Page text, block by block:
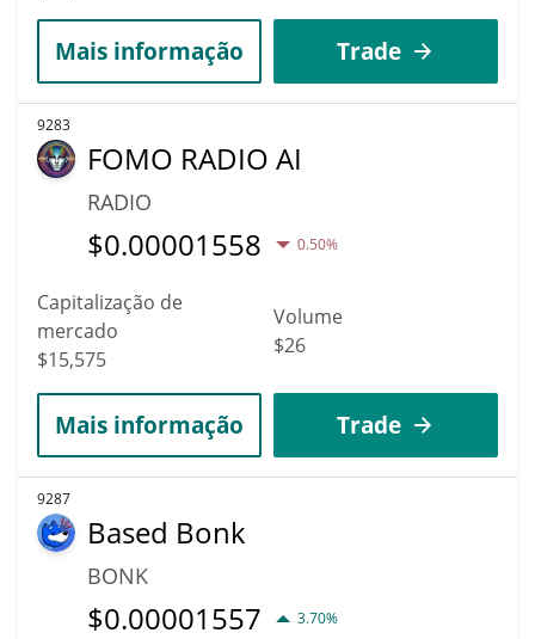
Mais informação Trade
9283
FOMO RADIO AI
RADIO
$0.00001558 0.50%
Capitalização de
mercado
$15,575
Volume
$26
Mais informação Trade
9287
Based Bonk
BONK
$0.00001557 3.70%